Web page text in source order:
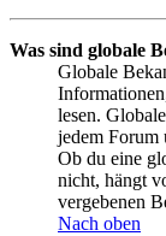
Was sind globale
Globale
lesen.
jedem Forum
Ob du eine
nicht, hängt
vergebenen
Nach oben